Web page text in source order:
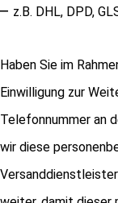
– z.B. DHL, DPD,
Haben Sie im
Einwilligung zur
Telefonnummer an
wir diese